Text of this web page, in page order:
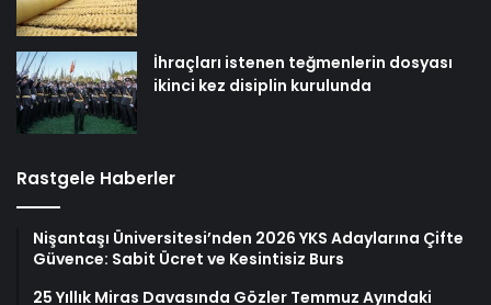
İhraçları istenen teğmenlerin dosyası
ikinci kez disiplin kurulunda
Rastgele Haberler
Nişantaşı Üniversitesi’nden 2026 YKS Adaylarına Çifte
Güvence: Sabit Ücret ve Kesintisiz Burs
25 Yıllık Miras Davasında Gözler Temmuz Ayındaki